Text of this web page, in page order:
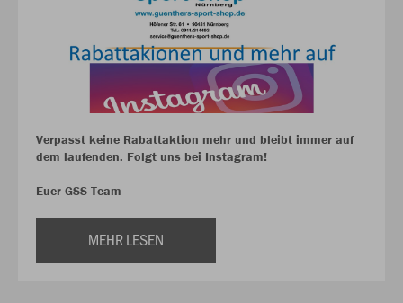
Verpasst keine Rabattaktion mehr und bleibt immer auf
dem laufenden. Folgt uns bei Instagram!
Euer GSS-Team
MEHR LESEN